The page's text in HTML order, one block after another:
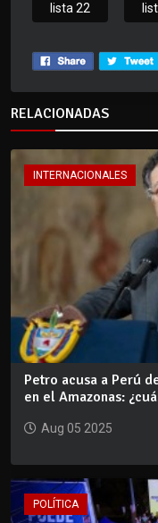
lista 22
RELACIONADAS
INTERNACIONALES
Petro acusa a Perú
en el Amazonas:
Aug 05 2025
POLÍTICA